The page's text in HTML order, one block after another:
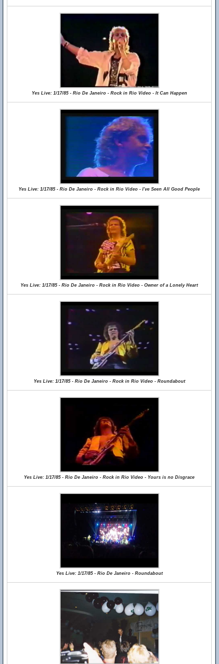
Yes Live: 1/17/85 - Rio De Janeiro - Rock in Rio Video - It Can Happen
Yes Live: 1/17/85 - Rio De Janeiro - Rock in Rio Video - I've Seen All Good People
Yes Live: 1/17/85 - Rio De Janeiro - Rock in Rio Video - Owner of a Lonely Heart
Yes Live: 1/17/85 - Rio De Janeiro - Rock in Rio Video - Roundabout
Yes Live: 1/17/85 - Rio De Janeiro - Rock in Rio Video - Yours is no Disgrace
Yes Live: 1/17/85 - Rio De Janeiro - Roundabout